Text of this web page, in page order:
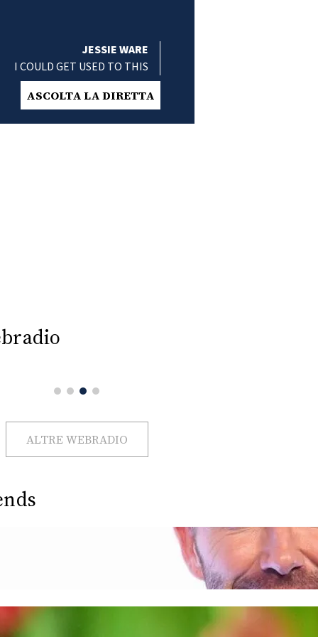
JESSIE WARE
I COULD GET USED TO THIS
ASCOLTA LA DIRETTA
ALTRE WEBRADIO